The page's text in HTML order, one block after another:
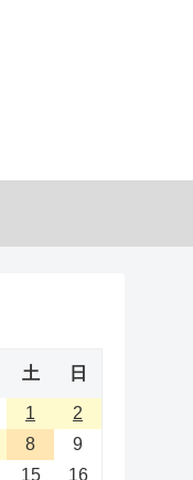
土 日
1
2
8
9
15
16